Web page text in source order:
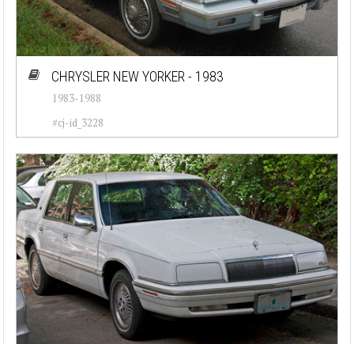
CHRYSLER NEW YORKER - 1983
1983-1988
#cj-id_3228